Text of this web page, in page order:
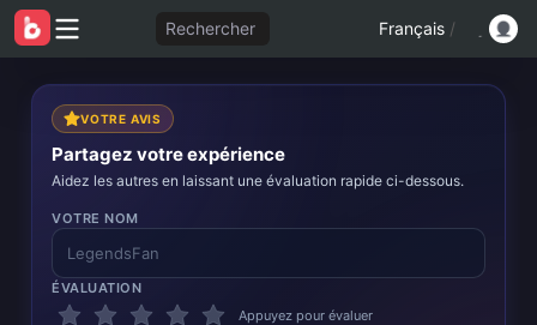
Rechercher Français /
VOTRE AVIS
Partagez votre expérience
Aidez les autres en laissant une évaluation rapide ci-dessous.
VOTRE NOM
ÉVALUATION
Appuyez pour évaluer